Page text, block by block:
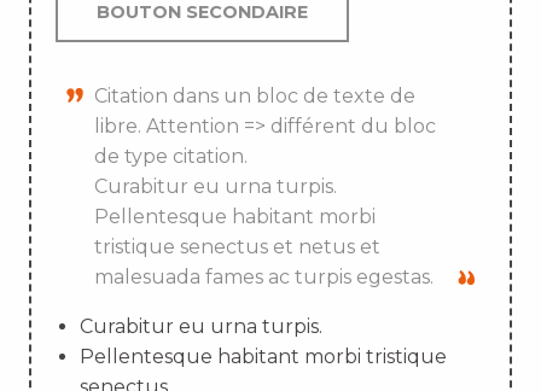
BOUTON SECONDAIRE
Citation dans un bloc de texte de
libre. Attention => différent du bloc
de type citation.
Curabitur eu urna turpis.
Pellentesque habitant morbi
tristique senectus et netus et
malesuada fames ac turpis egestas.
Curabitur eu urna turpis.
Pellentesque habitant morbi tristique